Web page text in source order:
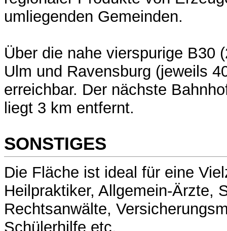
umliegenden Gemeinden.
Über die nahe vierspurige B30
Ulm und Ravensburg (jeweils
erreichbar. Der nächste
liegt 3 km entfernt.
SONSTIGES
Die Fläche ist ideal für eine
Heilpraktiker, Allgemein-Ärzte,
Rechtsanwälte,
Schülerhilfe etc.